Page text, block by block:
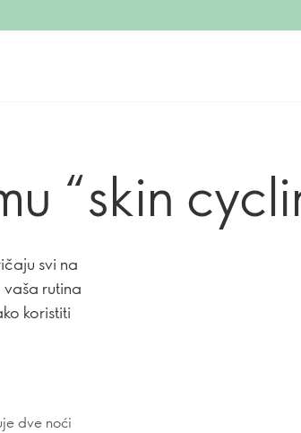
“skin
svi na
rutina
koristiti
dve noći